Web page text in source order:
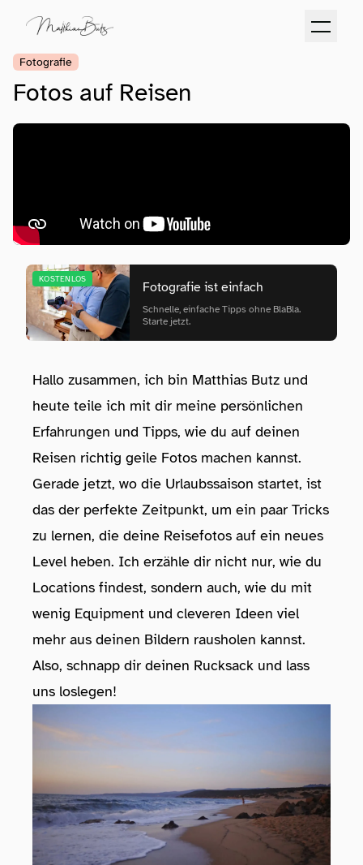
Fotografie
Fotos auf Reisen
KOSTENLOS
Fotografie ist einfach
Schnelle, einfache Tipps ohne BlaBla.
Starte jetzt.
Hallo zusammen, ich bin Matthias Butz und
heute teile ich mit dir meine persönlichen
Erfahrungen und Tipps, wie du auf deinen
Reisen richtig geile Fotos machen kannst.
Gerade jetzt, wo die Urlaubssaison startet, ist
das der perfekte Zeitpunkt, um ein paar Tricks
zu lernen, die deine Reisefotos auf ein neues
Level heben. Ich erzähle dir nicht nur, wie du
Locations findest, sondern auch, wie du mit
wenig Equipment und cleveren Ideen viel
mehr aus deinen Bildern rausholen kannst.
Also, schnapp dir deinen Rucksack und lass
uns loslegen!